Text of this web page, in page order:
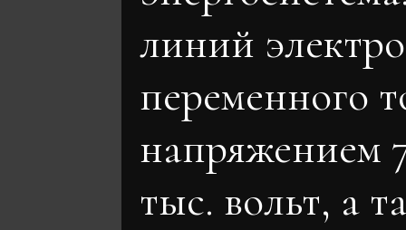
линий
переменного
напряжением
тыс. вольт, а